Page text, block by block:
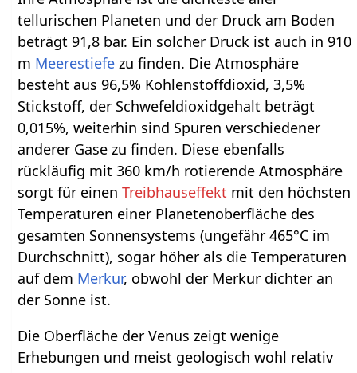
tellurischen Planeten und der Druck am Boden
beträgt 91,8 bar. Ein solcher Druck ist auch in 910
m Meerestiefe zu finden. Die Atmosphäre
besteht aus 96,5% Kohlenstoffdioxid, 3,5%
Stickstoff, der Schwefeldioxidgehalt beträgt
0,015%, weiterhin sind Spuren verschiedener
anderer Gase zu finden. Diese ebenfalls
rückläufig mit 360 km/h rotierende Atmosphäre
sorgt für einenTreibhauseffekt mit den höchsten
Temperaturen einer Planetenoberfläche des
gesamten Sonnensystems (ungefähr 465°C im
Durchschnitt), sogar höher als die Temperaturen
auf dem Merkur, obwohl der Merkur dichter an
der Sonne ist.
Die Oberfläche der Venus zeigt wenige
Erhebungen und meist geologisch wohl relativ